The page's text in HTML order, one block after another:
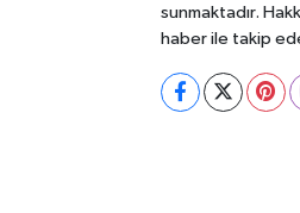
sunmaktadır.
haber ile takip